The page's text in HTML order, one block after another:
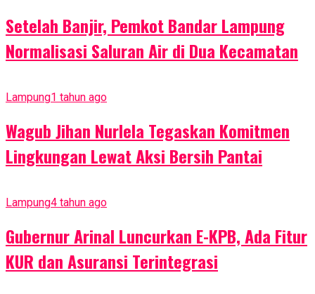
Setelah Banjir, Pemkot Bandar Lampung
Normalisasi Saluran Air di Dua Kecamatan
Lampung1 tahun ago
Wagub Jihan Nurlela Tegaskan Komitmen
Lingkungan Lewat Aksi Bersih Pantai
Lampung4 tahun ago
Gubernur Arinal Luncurkan E-KPB, Ada Fitur
KUR dan Asuransi Terintegrasi